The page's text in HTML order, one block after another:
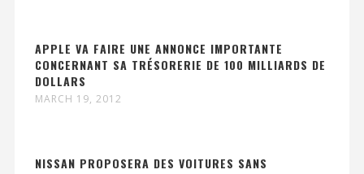
APPLE VA FAIRE UNE ANNONCE IMPORTANTE
CONCERNANT SA TRÉSORERIE DE 100 MILLIARDS DE
DOLLARS
MARCH 19, 2012
NISSAN PROPOSERA DES VOITURES SANS